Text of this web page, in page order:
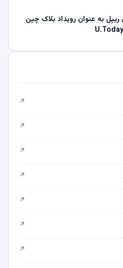
به عنوان رویداد بلاک چین
↗
↗
↗
↗
↗
↗
↗